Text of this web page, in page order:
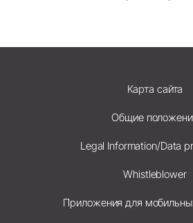
Карта сайта
Общие
Legal Information/Data
Whistleblower
Приложения для